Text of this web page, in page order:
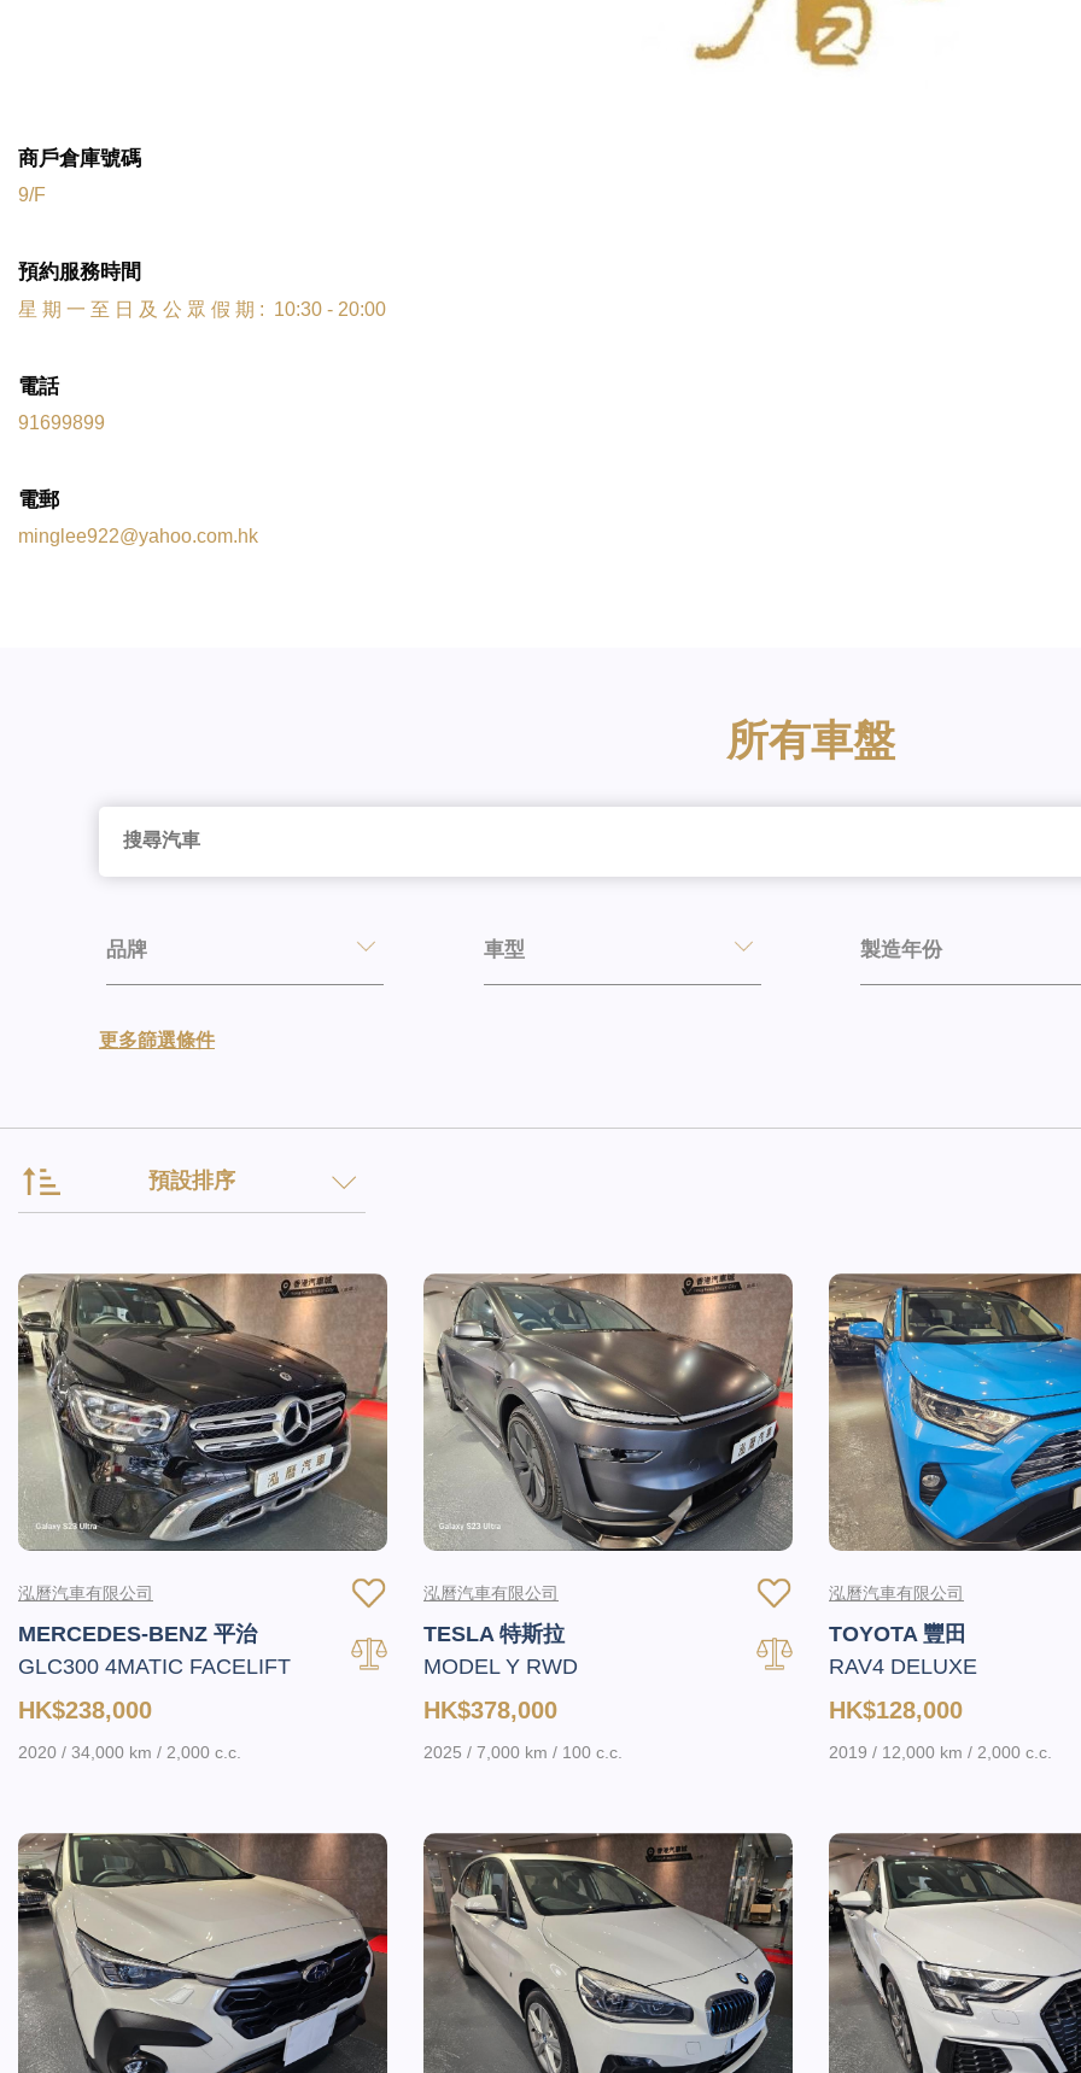
商戶倉庫號碼
9/F
預約服務時間
星 期 一 至 日 及 公 眾 假 期 : 10:30 - 20:00
電話
91699899
電郵
minglee922@yahoo.com.hk
所有車盤
品牌 車型 製造年份
更多篩選條件
預設排序
泓曆汽車有限公司
MERCEDES-BENZ 平治
GLC300 4MATIC FACELIFT
HK$238,000
2020 / 34,000 km / 2,000 c.c.
泓曆汽車有限公司
TESLA 特斯拉
MODEL Y RWD
HK$378,000
2025 / 7,000 km / 100 c.c.
泓曆汽車有限公司
TOYOTA 豐田
RAV4 DELUXE
HK$128,000
2019 / 12,000 km / 2,000 c.c.